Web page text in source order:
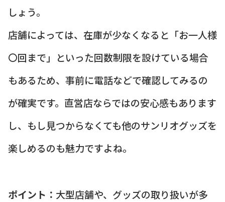
しょう。
店舗によっては、在庫が少なくなると「お一人様
〇回まで」といった回数制限を設けている場合
もあるため、事前に電話などで確認してみるの
が確実です。直営店ならではの安心感もあります
し、もし見つからなくても他のサンリオグッズを
楽しめるのも魅力ですよね。
ポイント： 大型店舗や、グッズの取り扱いが多